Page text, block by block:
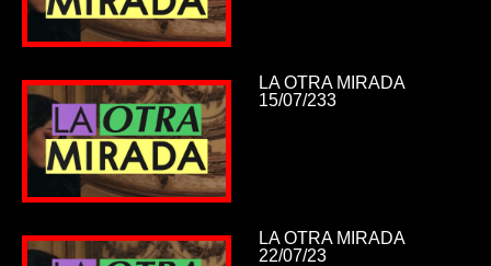
LA OTRA MIRADA
15/07/233
LA OTRA MIRADA
22/07/23